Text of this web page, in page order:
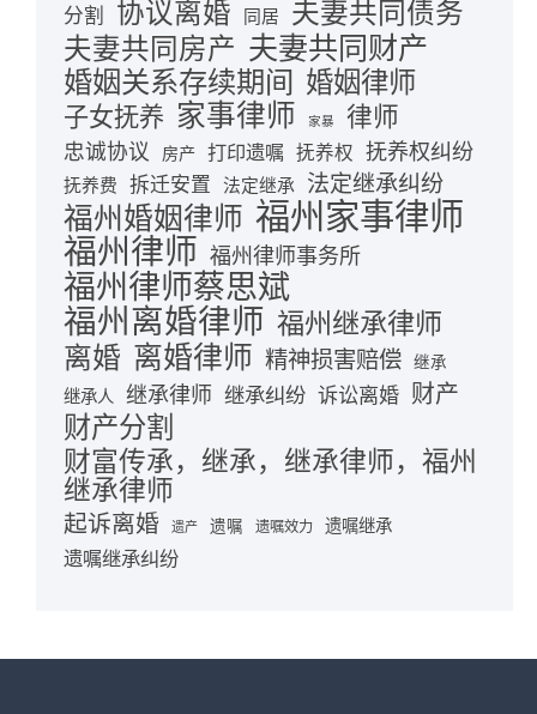
分割 协议离婚 同居 夫妻共同债务
夫妻共同房产 夫妻共同财产
婚姻关系存续期间 婚姻律师
子女抚养 家事律师 家暴 律师
忠诚协议 房产 打印遗嘱 抚养权 抚养权纠纷
抚养费 拆迁安置 法定继承 法定继承纠纷
福州婚姻律师 福州家事律师
福州律师 福州律师事务所
福州律师蔡思斌
福州离婚律师 福州继承律师
离婚 离婚律师 精神损害赔偿 继承
继承人 继承律师 继承纠纷 诉讼离婚 财产
财产分割
财富传承，继承，继承律师，福州
继承律师
起诉离婚 遗产 遗嘱 遗嘱效力 遗嘱继承
遗嘱继承纠纷